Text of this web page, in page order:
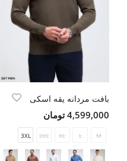
بافت مردانه یقه اسکی
4,599,000 تومان
M
L
XL
2XL
3XL